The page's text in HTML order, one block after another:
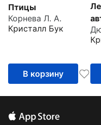
Птицы
Корнева Л. А.
Кристалл Бук
В корзину